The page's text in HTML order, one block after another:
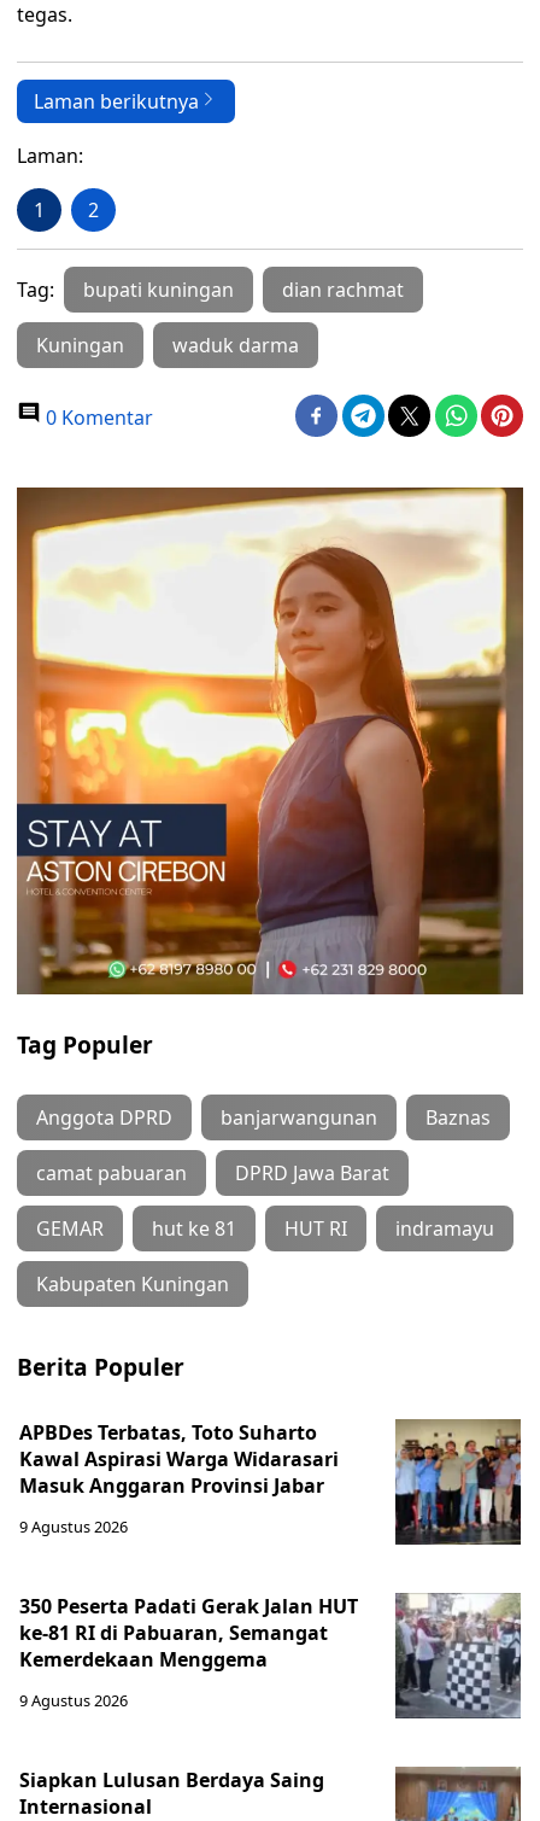
tegas.
Laman berikutnya
Laman:
1 2
Tag: bupati kuningan dian rachmat
Kuningan waduk darma
0 Komentar
Tag Populer
Anggota DPRD banjarwangunan Baznas
camat pabuaran DPRD Jawa Barat
GEMAR hut ke 81 HUT RI indramayu
Kabupaten Kuningan
Berita Populer
APBDes Terbatas, Toto Suharto
Kawal Aspirasi Warga Widarasari
Masuk Anggaran Provinsi Jabar
9 Agustus 2026
350 Peserta Padati Gerak Jalan HUT
ke-81 RI di Pabuaran, Semangat
Kemerdekaan Menggema
9 Agustus 2026
Siapkan Lulusan Berdaya Saing
Internasional